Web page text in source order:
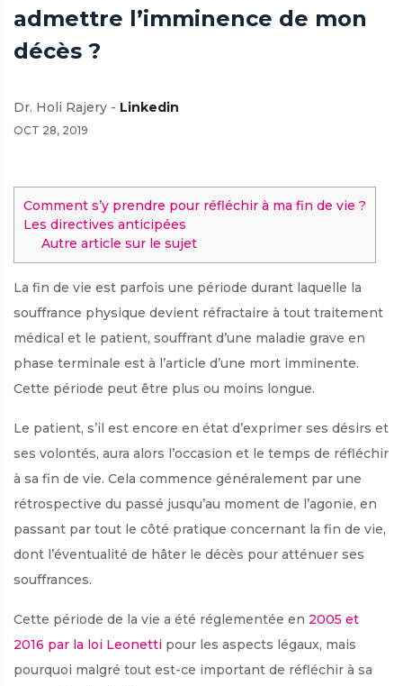
admettre l’imminence de mon
décès ?
Dr. Holi Rajery - Linkedin
OCT 28, 2019
Comment s’y prendre pour réfléchir à ma fin de vie ?
Les directives anticipées
Autre article sur le sujet
La fin de vie est parfois une période durant laquelle la
souffrance physique devient réfractaire à tout traitement
médical et le patient, souffrant d’une maladie grave en
phase terminale est à l’article d’une mort imminente.
Cette période peut être plus ou moins longue.
Le patient, s’il est encore en état d’exprimer ses désirs et
ses volontés, aura alors l’occasion et le temps de réfléchir
à sa fin de vie. Cela commence généralement par une
rétrospective du passé jusqu’au moment de l’agonie, en
passant par tout le côté pratique concernant la fin de vie,
dont l’éventualité de hâter le décès pour atténuer ses
souffrances.
Cette période de la vie a été réglementée en 2005 et
2016 par la loi Leonetti pour les aspects légaux, mais
pourquoi malgré tout est-ce important de réfléchir à sa